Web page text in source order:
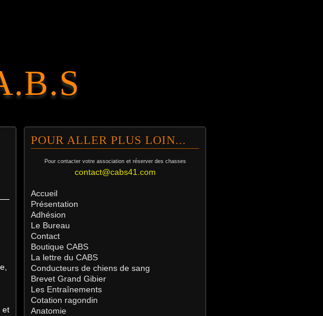
et
POUR ALLER PLUS LOIN...
Pour contacter votre association et réserver des chasses
contact@cabs41.com
Accueil
Présentation
Adhésion
Le Bureau
Contact
Boutique CABS
La lettre du CABS
Conducteurs de chiens de sang
Brevet Grand Gibier
Les Entraînements
Cotation ragondin
Anatomie